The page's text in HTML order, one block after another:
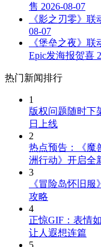
售 2026-08-07
《影之刃零》
08-07
《堡垒之夜》
Epic发海报贺喜
热门新闻排行
1
版权问题随时下
日上线
2
热点预告：《魔
洲行动》开启全
3
《冒险岛怀旧
攻略
4
正惊GIF：表情
让人遐想连篇
5